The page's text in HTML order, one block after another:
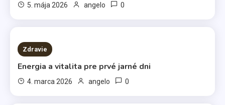
5. mája 2026 angelo 0
3 MINS READ
Zdravie
Energia a vitalita pre prvé jarné dni
4. marca 2026 angelo 0